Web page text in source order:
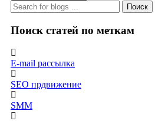
Поиск
Поиск статей по меткам
E-mail рассылка
SEO прдвижение
SMM